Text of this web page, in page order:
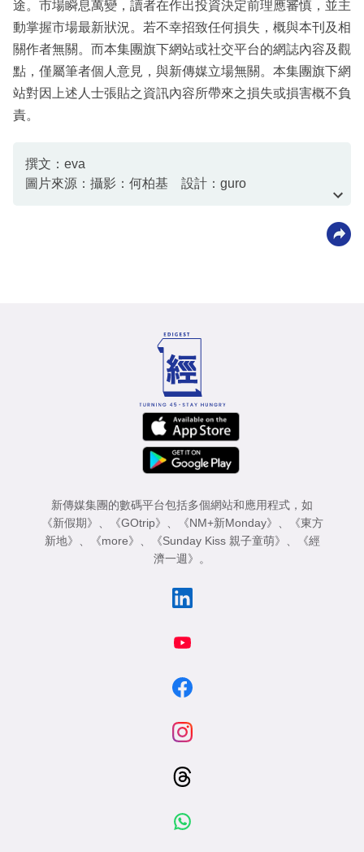
途。市場瞬息萬變，讀者在作出投資決定前理應審慎，並主
動掌握市場最新狀況。若不幸招致任何損失，概與本刊及相
關作者無關。而本集團旗下網站或社交平台的網誌內容及觀
點，僅屬筆者個人意見，與新傳媒立場無關。本集團旗下網
站對因上述人士張貼之資訊內容所帶來之損失或損害概不負
責。
撰文：eva
圖片來源：攝影：何柏基 設計：guro
新傳媒集團的數碼平台包括多個網站和應用程式，如
《新假期》 、 《GOtrip》 、 《NM+新Monday》 、
《東方
新地》 、 《more》 、 《Sunday Kiss 親子童萌》 、
《經
濟一週》 。